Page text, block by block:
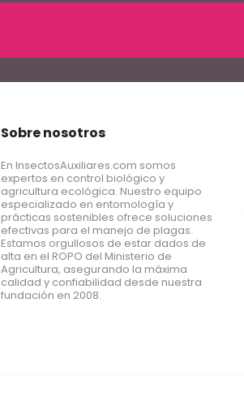
Sobre nosotros
En InsectosAuxiliares.com somos
expertos en control biológico y
agricultura ecológica. Nuestro equipo
especializado en entomología y
prácticas sostenibles ofrece soluciones
efectivas para el manejo de plagas.
Estamos orgullosos de estar dados de
alta en el ROPO del Ministerio de
Agricultura, asegurando la máxima
calidad y confiabilidad desde nuestra
fundación en 2008.